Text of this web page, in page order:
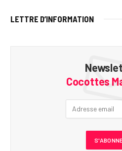
LETTRE D’INFORMATION
Cocottes